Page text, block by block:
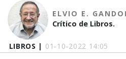
LIBROS | 01-10-2022 14:05
ELVIO E.
Crítico de Libros.